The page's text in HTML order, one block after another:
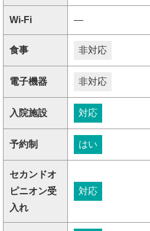
Wi-Fi ―
食事 非対応
電子機器 非対応
入院施設 対応
予約制 はい
セカンドオ
ピニオン受
入れ
対応